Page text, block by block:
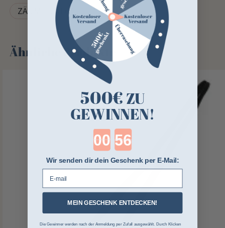
ZÄUME UND ZUBEHÖR
Ähnliche Produkte
500€ ZU
GEWINNEN!
Countdown ends in:
Wir senden dir dein Geschenk per E-Mail:
MEIN GESCHENK ENTDECKEN!
Die Gewinner werden nach der Anmeldung per Zufall ausgewählt. Durch Klicken